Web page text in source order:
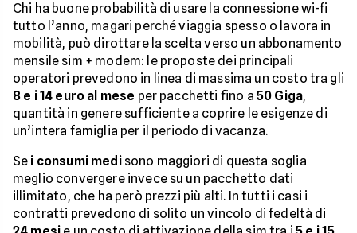
Chi ha buone probabilità di usare la connessione wi-fi
tutto l’anno, magari perché viaggia spesso o lavora in
mobilità, può dirottare la scelta verso un abbonamento
mensile sim + modem: le proposte dei principali
operatori prevedono in linea di massima un costo tra gli
8 e i 14 euro al mese per pacchetti fino a 50 Giga,
quantità in genere sufficiente a coprire le esigenze di
un’intera famiglia per il periodo di vacanza.
Se i consumi medisono maggiori di questa soglia
meglio convergere invece su un pacchetto dati
illimitato, che ha però prezzi più alti. In tutti i casi i
contratti prevedono di solito un vincolo di fedeltà di